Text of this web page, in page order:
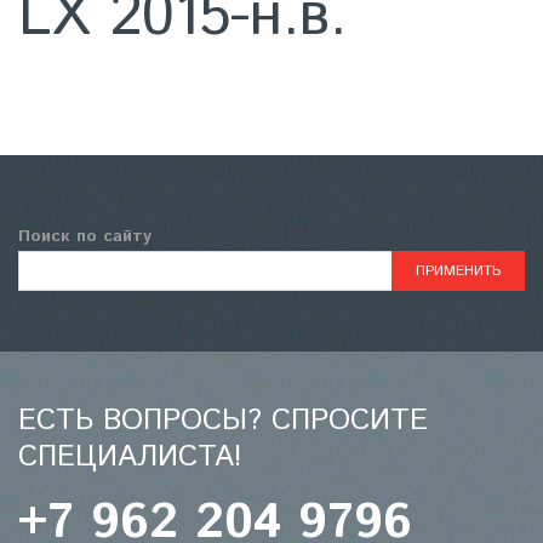
Поиск по сайту
ЕСТЬ ВОПРОСЫ? СПРОСИТЕ
СПЕЦИАЛИСТА!
+7 962 204 9796